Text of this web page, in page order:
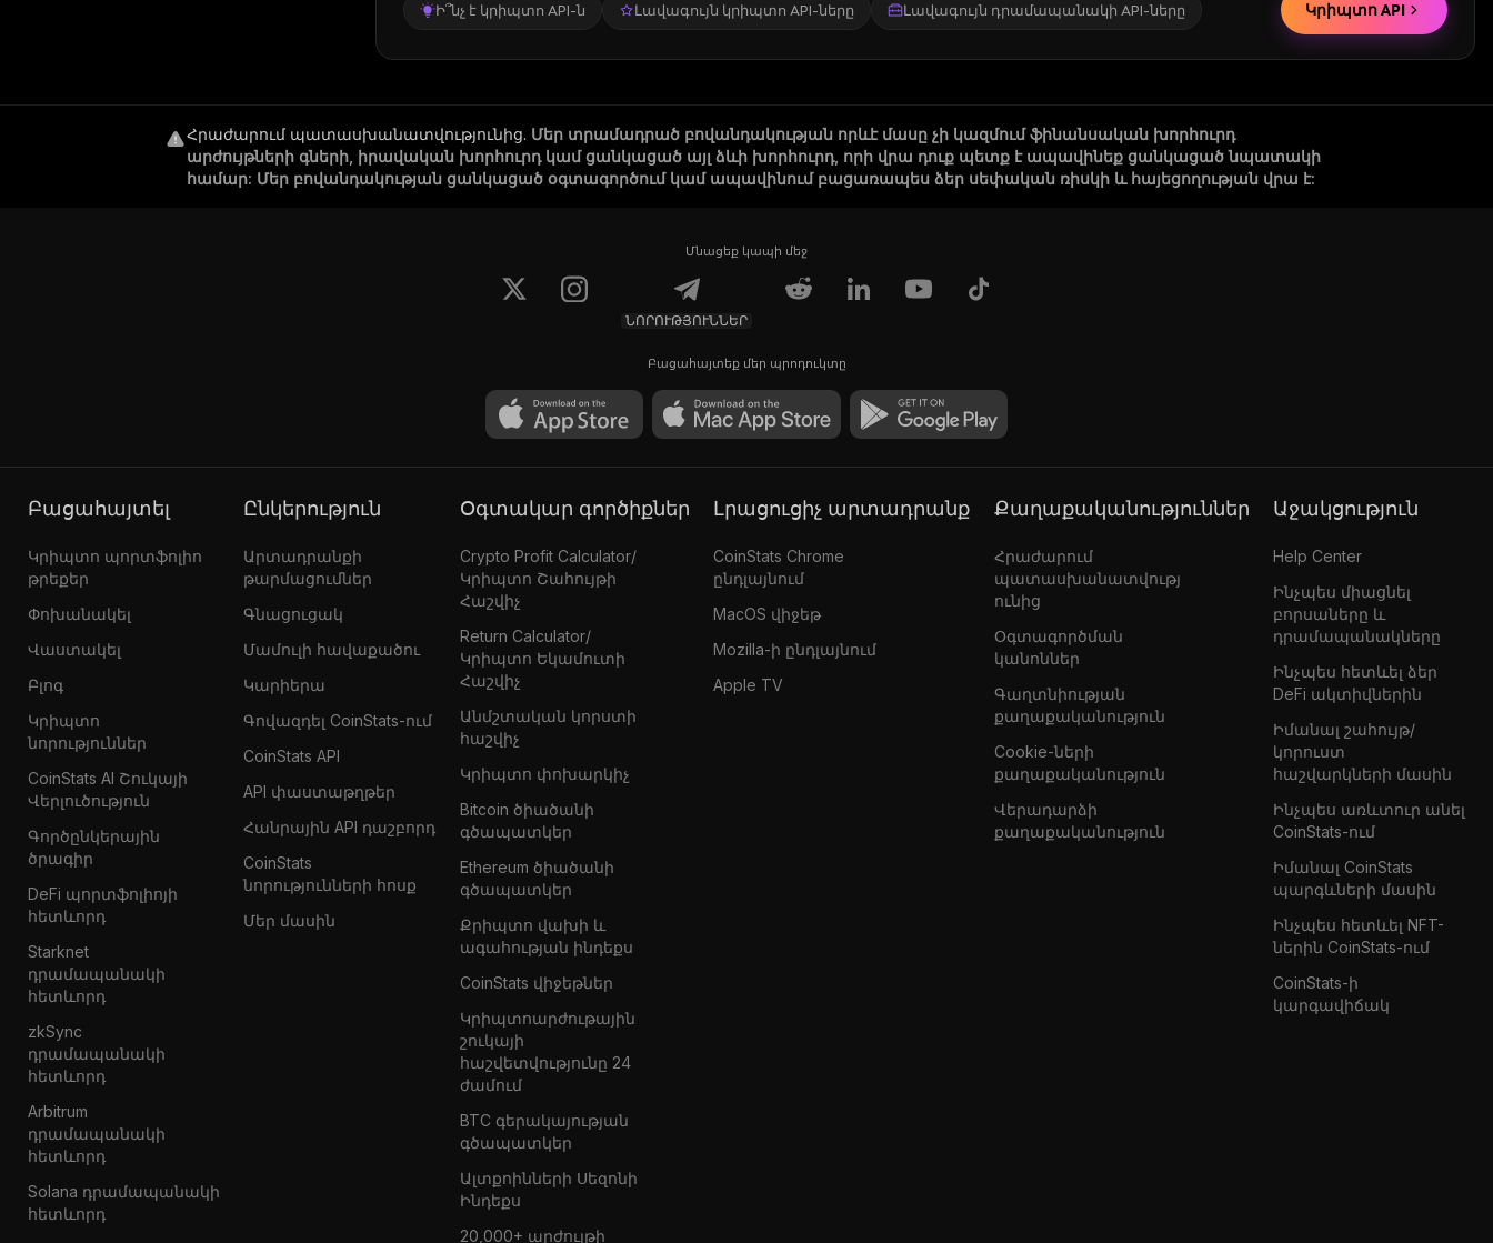
Ի՞նչ է կրիպտո API-ն Լավագույն կրիպտո API-ները Լավագույն դրամապանակի API-ները Կրիպտո API
Հրաժարում պատասխանատվությունից. Մեր տրամադրած բովանդակության որևէ մասը չի կազմում ֆինանսական խորհուրդ
արժույթների գների, իրավական խորհուրդ կամ ցանկացած այլ ձևի խորհուրդ, որի վրա դուք պետք է ապավինեք ցանկացած նպատակի
համար: Մեր բովանդակության ցանկացած օգտագործում կամ ապավինում բացառապես ձեր սեփական ռիսկի և հայեցողության վրա է:
Մնացեք կապի մեջ
ՆՈՐՈՒԹՅՈՒՆՆԵՐ
Բացահայտեք մեր պրոդուկտը
Բացահայտել
Կրիպտո պորտֆոլիո
թրեքեր
Փոխանակել
Վաստակել
Բլոգ
Կրիպտո
նորություններ
CoinStats AI Շուկայի
Վերլուծություն
Գործընկերային
ծրագիր
DeFi պորտֆոլիոյի
հետևորդ
Starknet
դրամապանակի
հետևորդ
zkSync
դրամապանակի
հետևորդ
Arbitrum
դրամապանակի
հետևորդ
Solana դրամապանակի
հետևորդ
Ընկերություն
Արտադրանքի
թարմացումներ
Գնացուցակ
Մամուլի հավաքածու
Կարիերա
Գովազդել CoinStats-ում
CoinStats API
API փաստաթղթեր
Հանրային API դաշբորդ
CoinStats
նորությունների հոսք
Մեր մասին
Օգտակար գործիքներ
Crypto Profit Calculator/
Կրիպտո Շահույթի
Հաշվիչ
Return Calculator/
Կրիպտո Եկամուտի
Հաշվիչ
Անմշտական կորստի
հաշվիչ
Կրիպտո փոխարկիչ
Bitcoin ծիածանի
գծապատկեր
Ethereum ծիածանի
գծապատկեր
Քրիպտո վախի և
ագահության ինդեքս
CoinStats վիջեթներ
Կրիպտոարժութային
շուկայի
հաշվետվությունը 24
ժամում
BTC գերակայության
գծապատկեր
Ալտքոինների Սեզոնի
Ինդեքս
20,000+ արժույթի
Լրացուցիչ արտադրանք
CoinStats Chrome
ընդլայնում
MacOS վիջեթ
Mozilla-ի ընդլայնում
Apple TV
Քաղաքականություններ
Հրաժարում
պատասխանատվությ
ունից
Օգտագործման
կանոններ
Գաղտնիության
քաղաքականություն
Cookie-ների
քաղաքականություն
Վերադարձի
քաղաքականություն
Աջակցություն
Help Center
Ինչպես միացնել
բորսաները և
դրամապանակները
Ինչպես հետևել ձեր
DeFi ակտիվներին
Իմանալ շահույթ/
կորուստ
հաշվարկների մասին
Ինչպես առևտուր անել
CoinStats-ում
Իմանալ CoinStats
պարգևների մասին
Ինչպես հետևել NFT-
ներին CoinStats-ում
CoinStats-ի
կարգավիճակ